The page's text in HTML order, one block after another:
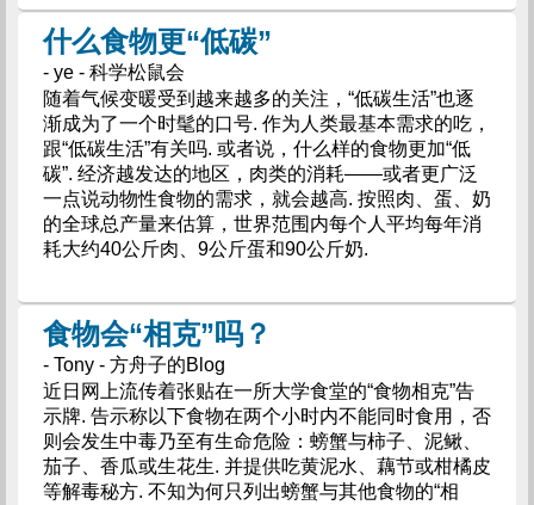
什么食物更“低碳”
- ye - 科学松鼠会
随着气候变暖受到越来越多的关注，“低碳生活”也逐
渐成为了一个时髦的口号. 作为人类最基本需求的吃，
跟“低碳生活”有关吗. 或者说，什么样的食物更加“低
碳”. 经济越发达的地区，肉类的消耗——或者更广泛
一点说动物性食物的需求，就会越高. 按照肉、蛋、奶
的全球总产量来估算，世界范围内每个人平均每年消
耗大约40公斤肉、9公斤蛋和90公斤奶.
食物会“相克”吗？
- Tony - 方舟子的Blog
近日网上流传着张贴在一所大学食堂的“食物相克”告
示牌. 告示称以下食物在两个小时内不能同时食用，否
则会发生中毒乃至有生命危险：螃蟹与柿子、泥鳅、
茄子、香瓜或生花生. 并提供吃黄泥水、藕节或柑橘皮
等解毒秘方. 不知为何只列出螃蟹与其他食物的“相